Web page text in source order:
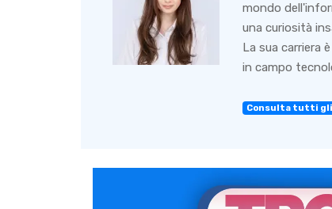
mondo
una curiosità
La sua carriera
in campo
Consulta tutti gli